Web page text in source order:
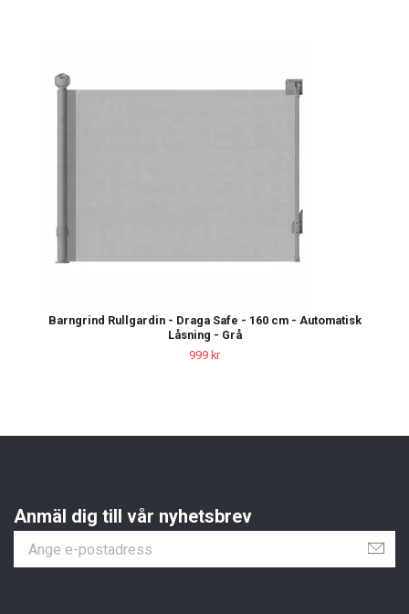
Barngrind Rullgardin - Draga Safe - 160 cm - Automatisk
Låsning - Grå
999 kr
Anmäl dig till vår nyhetsbrev